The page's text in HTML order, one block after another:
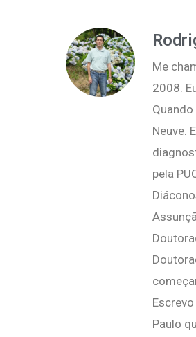
Me
2008.
Neuve.
pela
Paulo